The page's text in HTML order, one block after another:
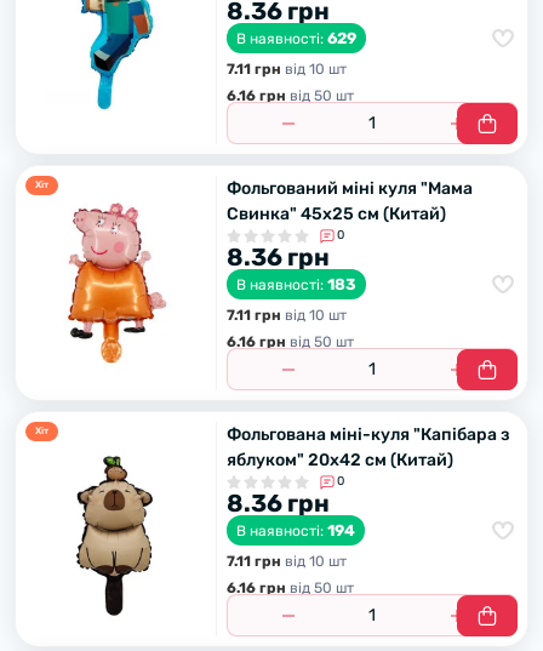
8.36 грн
В наявності: 629
7.11 грн вiд 10 шт
6.16 грн вiд 50 шт
Хiт
Фольгований міні куля "Мама
Свинка" 45х25 см (Китай)
0
8.36 грн
В наявності: 183
7.11 грн вiд 10 шт
6.16 грн вiд 50 шт
Хiт
Фольгована міні-куля "Капібара з
яблуком" 20х42 см (Китай)
0
8.36 грн
В наявності: 194
7.11 грн вiд 10 шт
6.16 грн вiд 50 шт